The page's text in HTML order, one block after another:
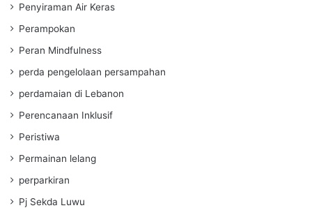
Penyiraman Air Keras
Perampokan
Peran Mindfulness
perda pengelolaan persampahan
perdamaian di Lebanon
Perencanaan Inklusif
Peristiwa
Permainan lelang
perparkiran
Pj Sekda Luwu